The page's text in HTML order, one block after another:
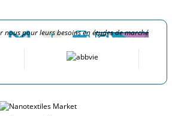
nous pour leurs besoins en études de marché